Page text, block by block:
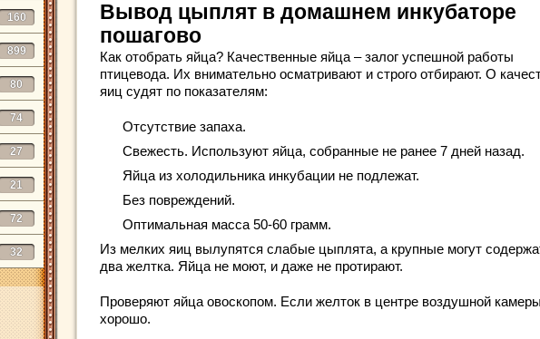
160
899
80
74
27
21
72
32
Вывод цыплят в домашнем инкубаторе
пошагово
Как отобрать яйца? Качественные яйца – залог успешной работы
птицевода. Их внимательно осматривают и строго отбирают. О
яиц судят по показателям:
Отсутствие запаха.
Свежесть. Используют яйца, собранные не ранее 7 дней назад.
Яйца из холодильника инкубации не подлежат.
Без повреждений.
Оптимальная масса 50-60 грамм.
Из мелких яиц вылупятся слабые цыплята, а крупные могут
два желтка. Яйца не моют, и даже не протирают.
Проверяют яйца овоскопом. Если желток в центре воздушной
хорошо.